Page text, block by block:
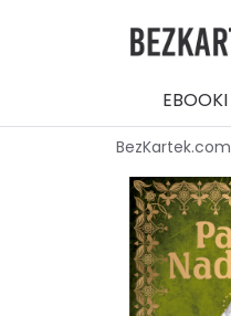
EBOOKI
BezKartek.com